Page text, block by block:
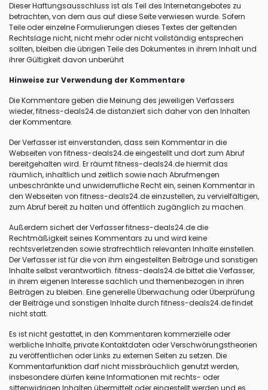
Dieser Haftungsausschluss ist als Teil des Internetangebotes zu
betrachten, von dem aus auf diese Seite verwiesen wurde. Sofern
Teile oder einzelne Formulierungen dieses Textes der geltenden
Rechtslage nicht, nicht mehr oder nicht vollständig entsprechen
sollten, bleiben die übrigen Teile des Dokumentes in ihrem Inhalt und
ihrer Gültigkeit davon unberührt
Hinweise zur Verwendung der Kommentare
Die Kommentare geben die Meinung des jeweiligen Verfassers
wieder, fitness-deals24.de distanziert sich daher von den Inhalten
der Kommentare.
Der Verfasser ist einverstanden, dass sein Kommentar in die
Webseiten von fitness-deals24.de eingestellt und dort zum Abruf
bereitgehalten wird. Er räumt fitness-deals24.de hiermit das
räumlich, inhaltlich und zeitlich sowie nach Abrufmengen
unbeschränkte und unwiderrufliche Recht ein, seinen Kommentar in
den Webseiten von fitness-deals24.de einzustellen, zu vervielfältigen,
zum Abruf bereit zu halten und öffentlich zugänglich zu machen.
Außerdem sichert der Verfasser fitness-deals24.de die
Rechtmäßigkeit seines Kommentars zu und wird keine
rechtsverletzenden sowie strafrechtlich relevanten Inhalte einstellen.
Der Verfasser ist für die von ihm eingestellten Beiträge und sonstigen
Inhalte selbst verantwortlich. fitness-deals24.de bittet die Verfasser,
in ihrem eigenen Interesse sachlich und themenbezogen in ihren
Beiträgen zu bleiben. Eine generelle Überwachung oder Überprüfung
der Beiträge und sonstigen Inhalte durch fitness-deals24.de findet
nicht statt.
Es ist nicht gestattet, in den Kommentaren kommerzielle oder
werbliche Inhalte, private Kontaktdaten oder Verschwörungstheorien
zu veröffentlichen oder Links zu externen Seiten zu setzen. Die
Kommentarfunktion darf nicht missbräuchlich genutzt werden,
insbesondere dürfen keine Informationen mit rechts- oder
sittenwidrigen Inhalten übermittelt oder eingestellt werden und es